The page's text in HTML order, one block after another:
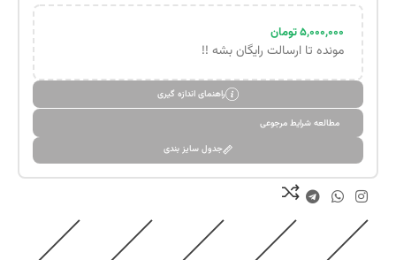
۵,۰۰۰,۰۰۰تومان
مونده تا ارسالت رایگان بشه !!
راهنمای اندازه گیری
مطالعه شرایط مرجوعی
جدول سایز بندی